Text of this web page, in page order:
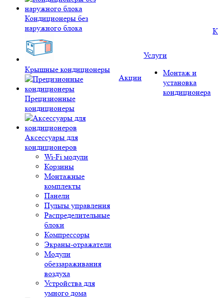
Кондиционеры без
наружного блока
Крышные кондиционеры
Прецизионные
кондиционеры
Аксессуары для
кондиционеров
Wi-Fi модули
Корзины
Монтажные
комплекты
Панели
Пульты управления
Распределительные
блоки
Компрессоры
Экраны-отражатели
Модули
обеззараживания
воздуха
Устройства для
умного дома
Акции
Услуги
Монтаж и
установка
кондиционера